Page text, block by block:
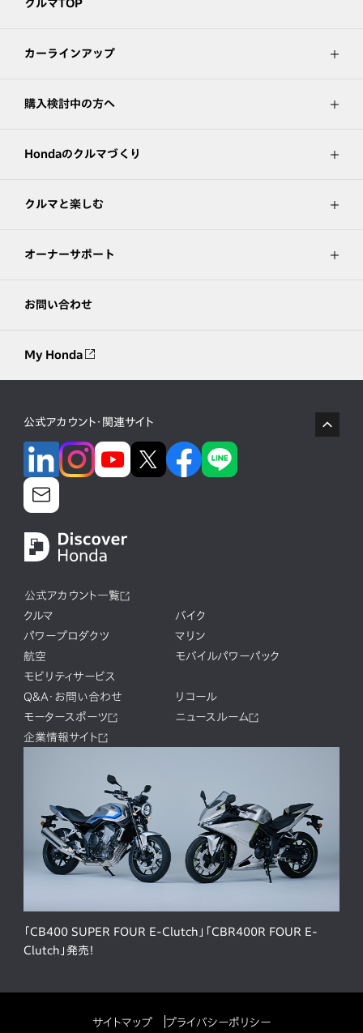
クルマTOP
カーラインアップ
購入検討中の方へ
Hondaのクルマづくり
クルマと楽しむ
オーナーサポート
お問い合わせ
My Honda
公式アカウント・関連サイト
公式アカウント一覧
クルマ
バイク
パワープロダクツ
マリン
航空
モバイルパワーパック
モビリティサービス
Q&A・お問い合わせ
リコール
モータースポーツ
ニュースルーム
企業情報サイト
「CB400 SUPER FOUR E-Clutch」「CBR400R FOUR E-
Clutch」発売！
サイトマップ プライバシーポリシー